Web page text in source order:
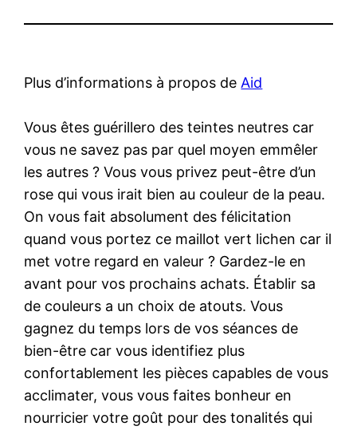
Plus d’informations à propos de Aid
Vous êtes guérillero des teintes neutres car
vous ne savez pas par quel moyen emmêler
les autres ? Vous vous privez peut-être d’un
rose qui vous irait bien au couleur de la peau.
On vous fait absolument des félicitation
quand vous portez ce maillot vert lichen car il
met votre regard en valeur ? Gardez-le en
avant pour vos prochains achats. Établir sa
de couleurs a un choix de atouts. Vous
gagnez du temps lors de vos séances de
bien-être car vous identifiez plus
confortablement les pièces capables de vous
acclimater, vous vous faites bonheur en
nourricier votre goût pour des tonalités qui